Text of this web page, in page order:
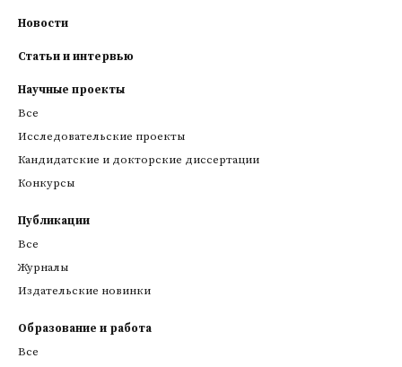
Новости
Статьи и интервью
Научные проекты
Все
Исследовательские проекты
Кандидатские и докторские диссертации
Конкурсы
Публикации
Все
Журналы
Издательские новинки
Образование и работа
Все